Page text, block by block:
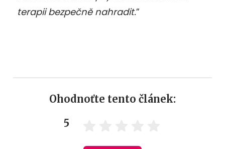
terapii bezpečně nahradit.”
Ohodnoťte tento článek:
5